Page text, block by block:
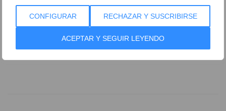
CONFIGURAR RECHAZAR Y SUSCRIBIRSE
ACEPTAR Y SEGUIR LEYENDO